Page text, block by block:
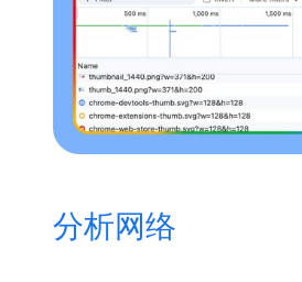
分析网络